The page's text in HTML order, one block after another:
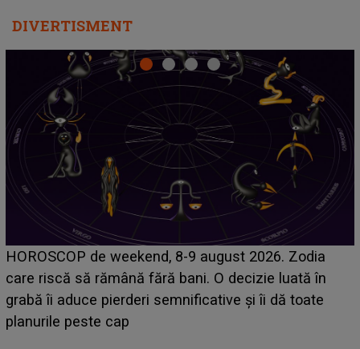
DIVERTISMENT
Emanuel a ținut ACEST DETALIU ASCUNS până
acum! În fața Alexandrei, concurentul din Casa Iubirii
face o MĂRTURISIRE NEAȘTEPTATĂ despre mama
sa: "I-am spus și ei în față, eu nu te iubesc pentru